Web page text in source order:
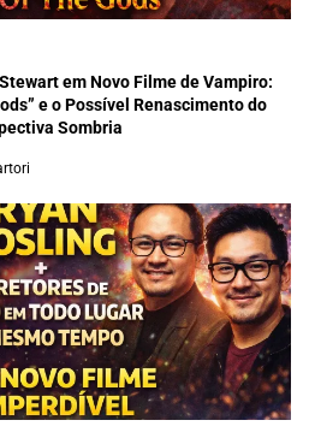
em Novo Filme de Vampiro:
e o Possível Renascimento do
Sombria